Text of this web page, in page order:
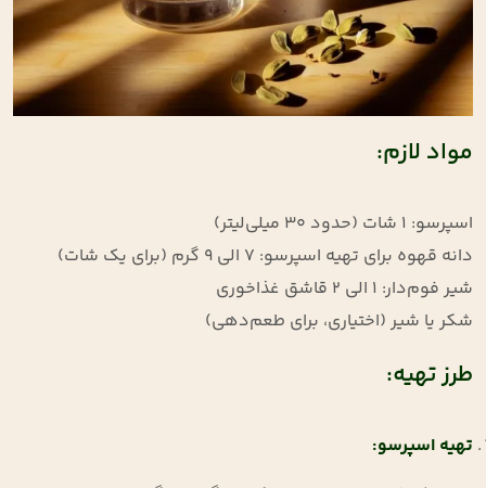
مواد لازم:
اسپرسو: 1 شات (حدود 30 میلی‌لیتر)
دانه قهوه برای تهیه اسپرسو: 7 الی 9 گرم (برای یک شات)
شیر فوم‌دار: 1 الی 2 قاشق غذاخوری
شکر یا شیر (اختیاری، برای طعم‌دهی)
طرز تهیه:
تهیه اسپرسو: